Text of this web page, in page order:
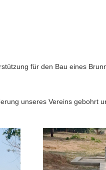
für den Bau eines
unseres Vereins gebohrt